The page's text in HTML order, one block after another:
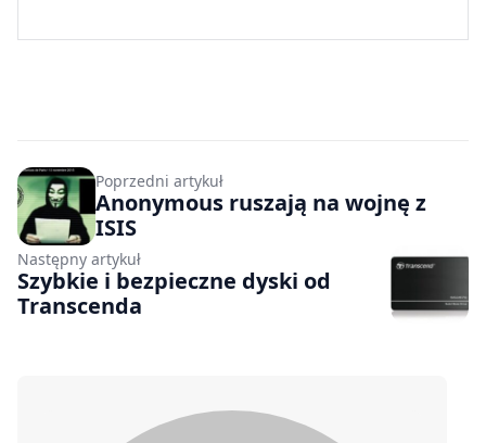
Poprzedni artykuł
Anonymous ruszają na wojnę z
ISIS
Następny artykuł
Szybkie i bezpieczne dyski od
Transcenda